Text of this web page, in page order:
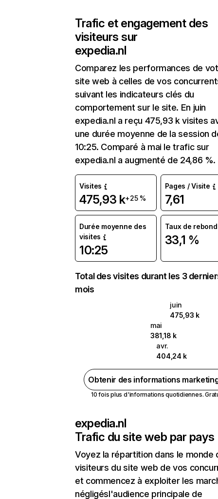
Trafic et engagement des
visiteurs sur
expedia.nl
Comparez les performances de
site web à celles de vos
suivant les indicateurs clés du
comportement sur le site. En juin
expedia.nl a reçu 475,93 k visites
une durée moyenne de la session
10:25. Comparé à mai le trafic sur
expedia.nl a augmenté de 24,86 %.
Visites
475,93 k+25 %
Pages / Visite
7,61
Durée moyenne des
visites
10:25
Taux de rebond
33,1 %
Total des visites durant les 3
mois
juin
475,93 k
mai
381,18 k
avr.
404,24 k
Obtenir des informations
10 fois plus d'informations quotidiennes.
expedia.nl
Trafic du site web par pays
Voyez la répartition dans le monde
visiteurs du site web de vos
et commencez à exploiter les
négligésl'audience principale de